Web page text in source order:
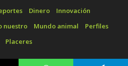
Dinero
Innovación
nuestro Mundo animal
Perfiles
Placeres